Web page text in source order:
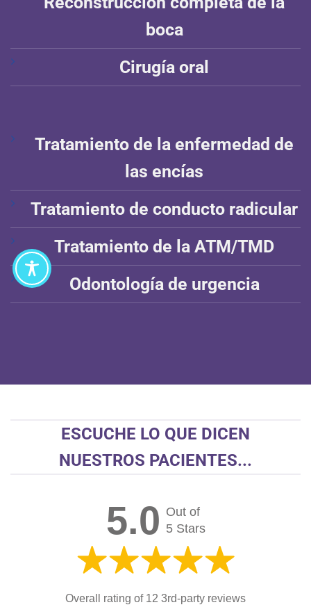
boca
Cirugía oral
Tratamiento de la enfermedad de
las encías
Tratamiento de conducto radicular
Tratamiento de la ATM/TMD
Odontología de urgencia
ESCUCHE LO QUE DICEN
NUESTROS PACIENTES...
5.0 Out of
5 Stars
Overall rating of 12 3rd-party reviews